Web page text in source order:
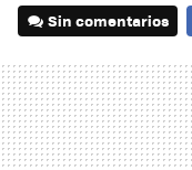
Sin comentarios